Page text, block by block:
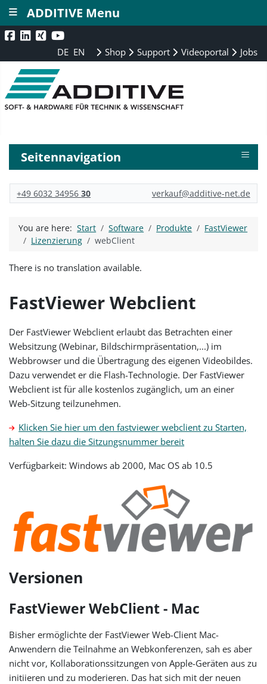
DE EN Shop Support Videoportal Jobs
Seitennavigation ≡
+49 6032 3495630 verkauf@additive-net.de
You are here:Start Software Produkte
FastViewer
Lizenzierung
webClient
There is no translation available.
FastViewer Webclient
Der FastViewer Webclient erlaubt das Betrachten einer
Websitzung (Webinar, Bildschirmpräsentation,...) im
Webbrowser und die Übertragung des eigenen Videobildes.
Dazu verwendet er die Flash-Technologie. Der FastViewer
Webclient ist für alle kostenlos zugänglich, um an einer
Web-Sitzung teilzunehmen.
Klicken Sie hier um den fastviewer webclient zu Starten,
halten Sie dazu die Sitzungsnummer bereit
Verfügbarkeit: Windows ab 2000, Mac OS ab 10.5
Versionen
FastViewer WebClient - Mac
Bisher ermöglichte der FastViewer Web-Client Mac-
Anwendern die Teilnahme an Webkonferenzen, sah es aber
nicht vor, Kollaborationssitzungen von Apple-Geräten aus zu
initiieren und zu moderieren. Das hat sich mit der neuen
ADDITIVE Menu
≡